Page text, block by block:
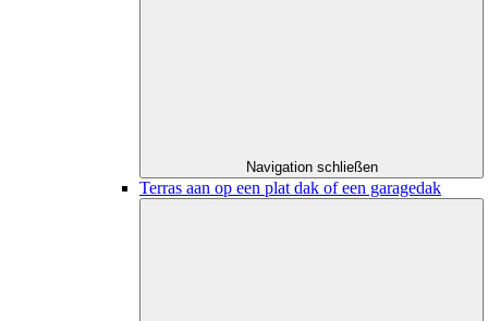
Navigation schließen
Terras aan op een plat dak of een garagedak